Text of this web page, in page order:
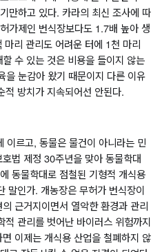
만하고 있다. 카라의 최신 조사에 따
가제인 번식장보다도 1.7배 높아 생
마리 관리도 어려운 터에 1천 마리
수 있는 것은 비용을 들이지 않는
을 눈감아 왔기 때문이지 다른 이유
적 방치가 지속되어선 안된다.
이르고, 동물은 물건이 아니라는 민
법 제정 30주년을 맞아 동물학대
동물학대로 점철된 기형적 개식용
말인가. 개농장은 무허가 번식장이
근거지이면서 열악한 환경과 관리
적 관리를 벗어난 바이러스 위험까지
면 이제는 개식용 산업을 철폐하지 않